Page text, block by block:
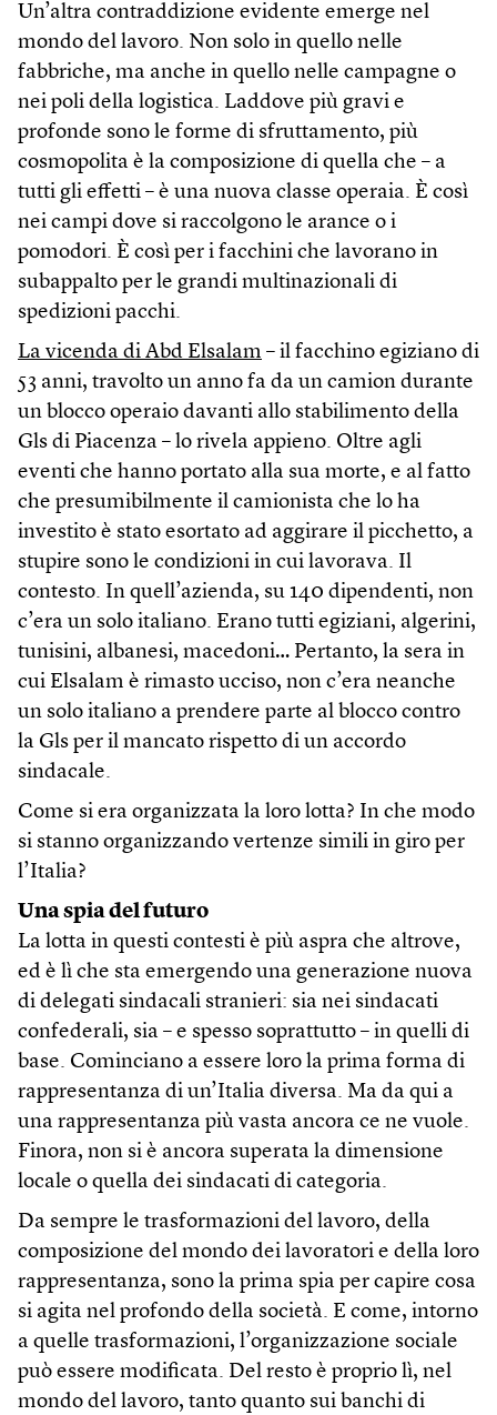
Un’altra contraddizione evidente emerge nel
mondo del lavoro. Non solo in quello nelle
fabbriche, ma anche in quello nelle campagne o
nei poli della logistica. Laddove più gravi e
profonde sono le forme di sfruttamento, più
cosmopolita è la composizione di quella che – a
tutti gli effetti – è una nuova classe operaia. È così
nei campi dove si raccolgono le arance o i
pomodori. È così per i facchini che lavorano in
subappalto per le grandi multinazionali di
spedizioni pacchi.
La vicenda di Abd Elsalam – il facchino egiziano di
53 anni, travolto un anno fa da un camion durante
un blocco operaio davanti allo stabilimento della
Gls di Piacenza – lo rivela appieno. Oltre agli
eventi che hanno portato alla sua morte, e al fatto
che presumibilmente il camionista che lo ha
investito è stato esortato ad aggirare il picchetto, a
stupire sono le condizioni in cui lavorava. Il
contesto. In quell’azienda, su 140 dipendenti, non
c’era un solo italiano. Erano tutti egiziani, algerini,
tunisini, albanesi, macedoni… Pertanto, la sera in
cui Elsalam è rimasto ucciso, non c’era neanche
un solo italiano a prendere parte al blocco contro
la Gls per il mancato rispetto di un accordo
sindacale.
Come si era organizzata la loro lotta? In che modo
si stanno organizzando vertenze simili in giro per
l’Italia?
Una spia del futuro
La lotta in questi contesti è più aspra che altrove,
ed è lì che sta emergendo una generazione nuova
di delegati sindacali stranieri: sia nei sindacati
confederali, sia – e spesso soprattutto – in quelli di
base. Cominciano a essere loro la prima forma di
rappresentanza di un’Italia diversa. Ma da qui a
una rappresentanza più vasta ancora ce ne vuole.
Finora, non si è ancora superata la dimensione
locale o quella dei sindacati di categoria.
Da sempre le trasformazioni del lavoro, della
composizione del mondo dei lavoratori e della loro
rappresentanza, sono la prima spia per capire cosa
si agita nel profondo della società. E come, intorno
a quelle trasformazioni, l’organizzazione sociale
può essere modificata. Del resto è proprio lì, nel
mondo del lavoro, tanto quanto sui banchi di